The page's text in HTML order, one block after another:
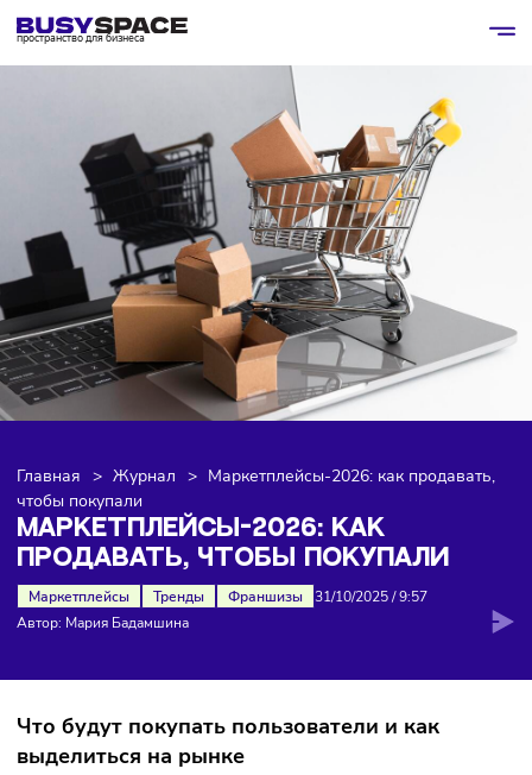
пространство для бизнеса
Главная > Журнал > Маркетплейсы-2026: как
чтобы покупали
МАРКЕТПЛЕЙСЫ-2026: КАК
ПРОДАВАТЬ, ЧТОБЫ ПОКУПАЛИ